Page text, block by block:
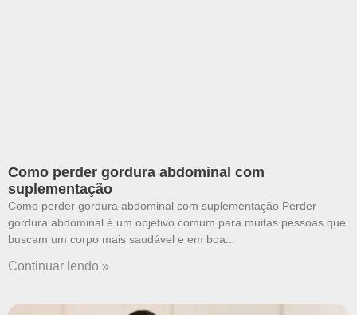
Como perder gordura abdominal com
suplementação
Como perder gordura abdominal com suplementação Perder
gordura abdominal é um objetivo comum para muitas pessoas que
buscam um corpo mais saudável e em boa
Continuar lendo »